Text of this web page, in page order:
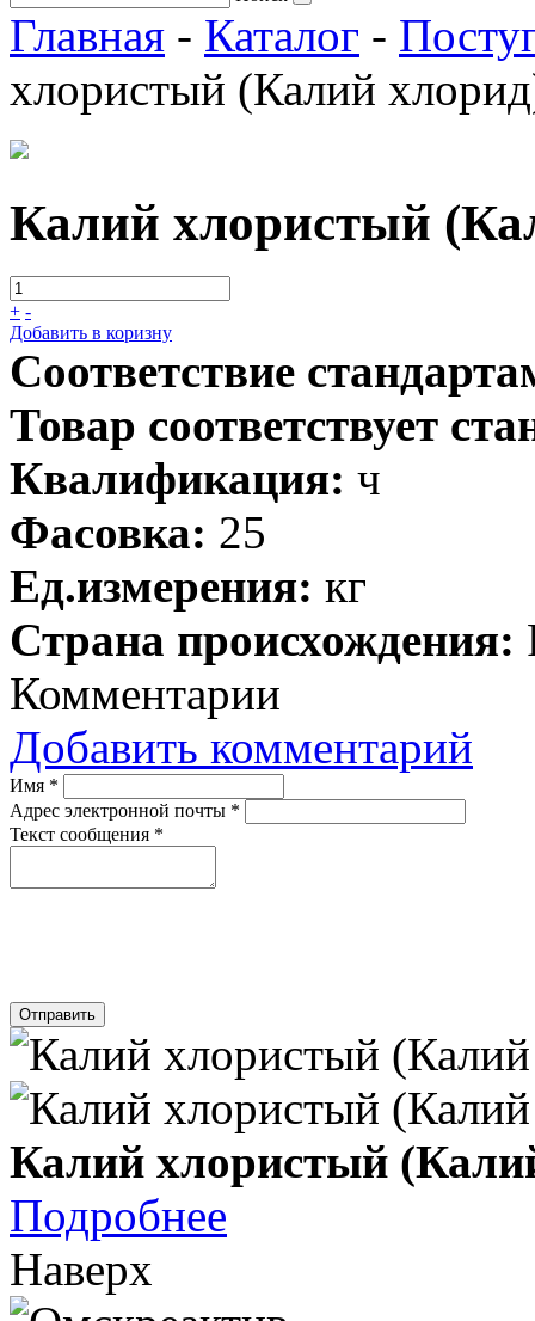
Главная - Каталог -
хлористый (Калий
Калий хлористый
+ -
Добавить в коризну
Соответствие
Товар соответствует
Квалификация: ч
Фасовка: 25
Ед.измерения: кг
Страна происхождения:
Комментарии
Добавить комментарий
Имя *
Адрес электронной почты *
Текст сообщения *
Отправить
Калий хлористый
Подробнее
Наверх